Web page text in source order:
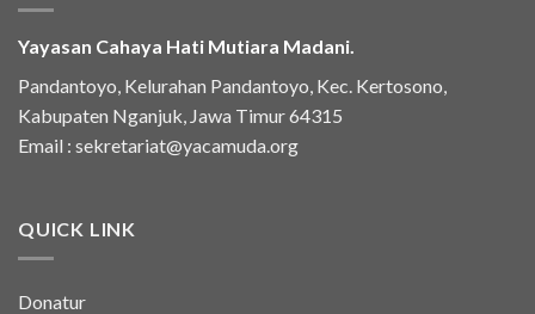
Yayasan Cahaya Hati Mutiara Madani.
Pandantoyo, Kelurahan Pandantoyo, Kec. Kertosono,
Kabupaten Nganjuk, Jawa Timur 64315
Email : sekretariat@yacamuda.org
QUICK LINK
Donatur